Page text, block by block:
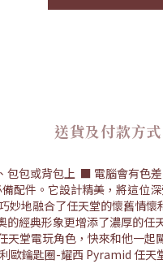
送貨及付款方式
包或背包上 ■ 電腦會有色
件。它設計精美，將這位
地融合了任天堂的懷舊情
經典形象更增添了濃厚的任
堂電玩角色，快來和他一
歐鑰匙圈-耀西 Pyramid 任天